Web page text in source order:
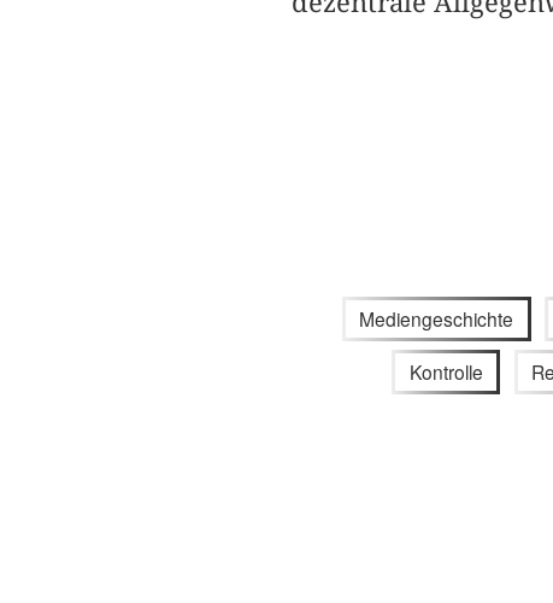
Mediengeschichte
Kontrolle